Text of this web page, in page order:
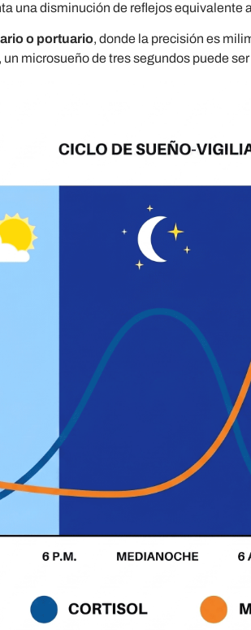
una disminución de reflejos equivalente
o portuario, donde la precisión es
microsueño de tres segundos puede